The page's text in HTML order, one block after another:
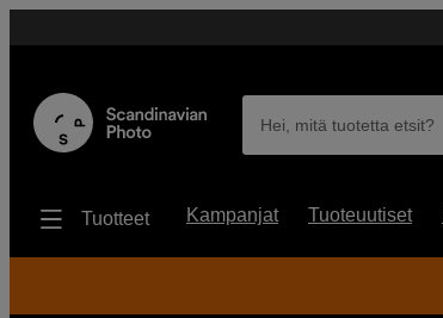
Hei, mitä tuotetta etsit?
Tuotteet Kampanjat Tuoteuutiset